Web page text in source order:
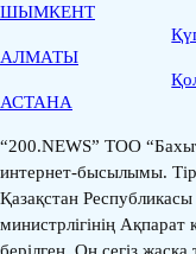
ШЫМКЕНТ
АЛМАТЫ
АСТАНА
“200.NEWS” ТОО
интернет-бысылымы.
Қазақстан
министрлігінің
берілген. Он сегіз